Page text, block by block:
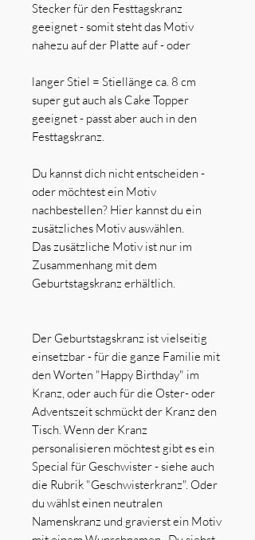
Stecker für den Festtagskranz
geeignet - somit steht das Motiv
nahezu auf der Platte auf - oder
langer Stiel = Stiellänge ca. 8 cm
super gut auch als Cake Topper
geeignet - passt aber auch in den
Festtagskranz.
Du kannst dich nicht entscheiden -
oder möchtest ein Motiv
nachbestellen? Hier kannst du ein
zusätzliches Motiv auswählen.
Das zusätzliche Motiv ist nur im
Zusammenhang mit dem
Geburtstagskranz erhältlich.
Der Geburtstagskranz ist vielseitig
einsetzbar - für die ganze Familie mit
den Worten "Happy Birthday" im
Kranz, oder auch für die Oster- oder
Adventszeit schmückt der Kranz den
Tisch. Wenn der Kranz
personalisieren möchtest gibt es ein
Special für Geschwister - siehe auch
die Rubrik "Geschwisterkranz". Oder
du wählst einen neutralen
Namenskranz und gravierst ein Motiv